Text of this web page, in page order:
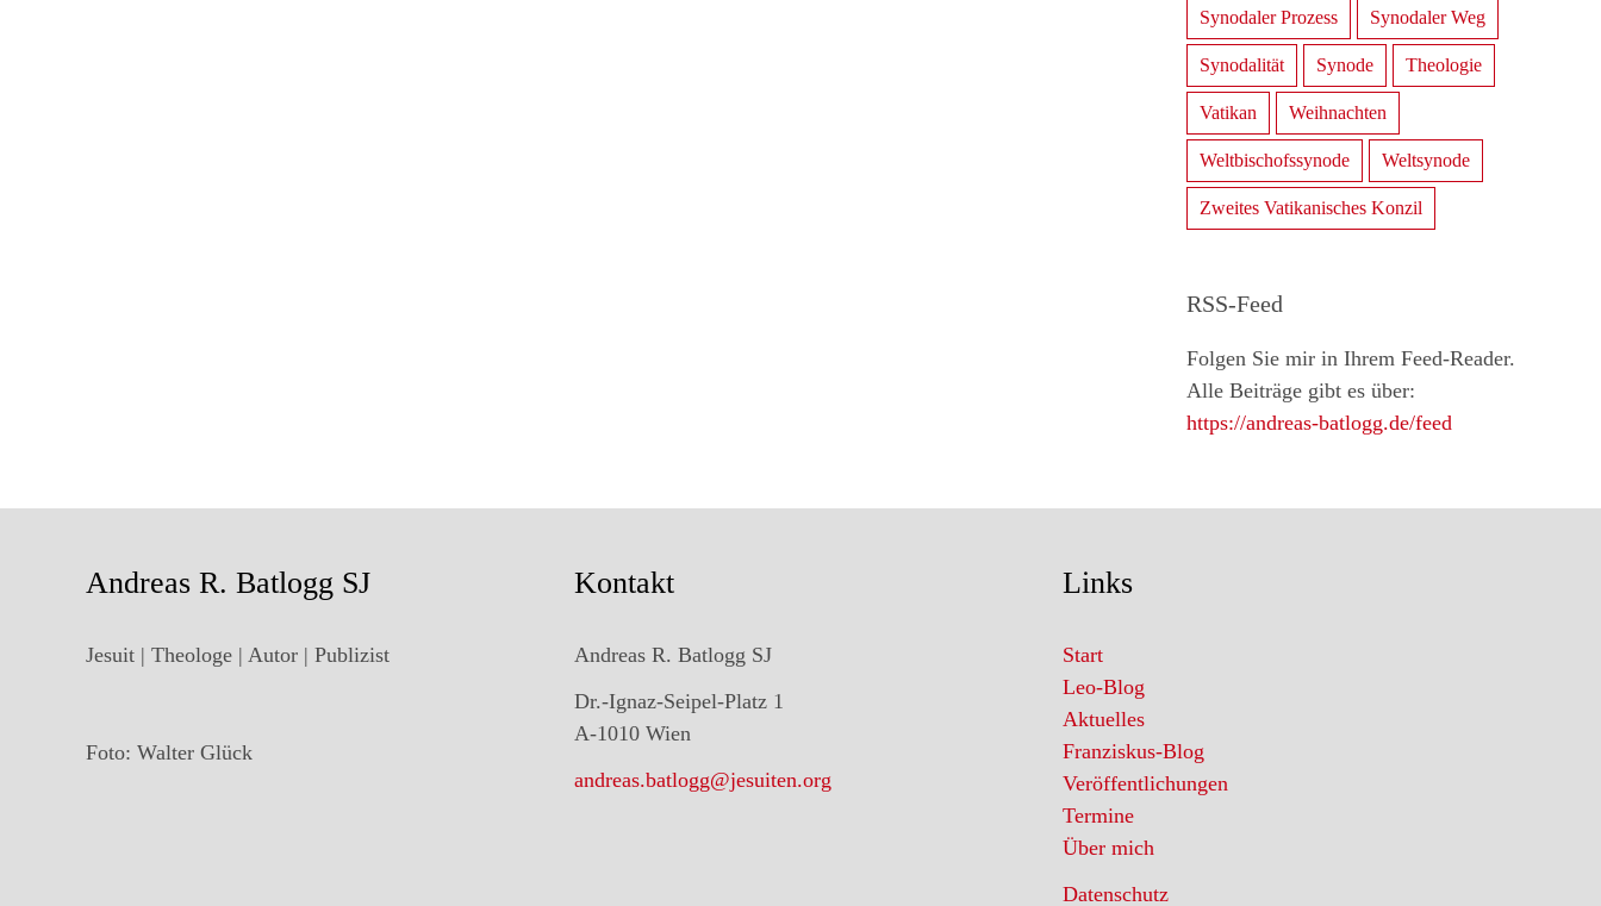
Synodaler Prozess Synodaler Weg
Synodalität Synode Theologie
Vatikan Weihnachten
Weltbischofssynode Weltsynode
Zweites Vatikanisches Konzil
RSS-Feed
Folgen Sie mir in Ihrem Feed-Reader.
Alle Beiträge gibt es über:
https://andreas-batlogg.de/feed
Andreas R. Batlogg SJ
Jesuit | Theologe | Autor | Publizist
Foto: Walter Glück
Kontakt
Andreas R. Batlogg SJ
Dr.-Ignaz-Seipel-Platz 1
A-1010 Wien
andreas.batlogg@jesuiten.org
Links
Start
Leo-Blog
Aktuelles
Franziskus-Blog
Veröffentlichungen
Termine
Über mich
Datenschutz